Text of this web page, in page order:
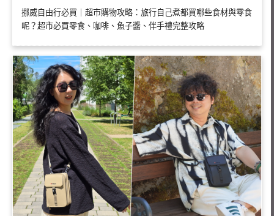
挪威自由行必買｜超市購物攻略：旅行自己煮都買哪些食材與零食
呢？超市必買零食、咖啡、魚子醬、伴手禮完整攻略